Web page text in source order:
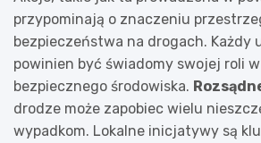
przypominają o znaczeniu
bezpieczeństwa na drogach. Każdy
powinien być świadomy swojej roli
bezpiecznego środowiska.
drodze może zapobiec wielu
wypadkom. Lokalne inicjatywy są